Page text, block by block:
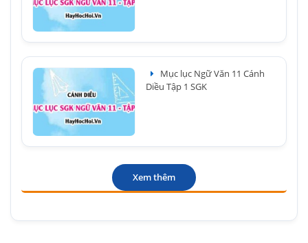
Mục lục Ngữ Văn 11 Cánh
Diều Tập 1 SGK
Xem thêm